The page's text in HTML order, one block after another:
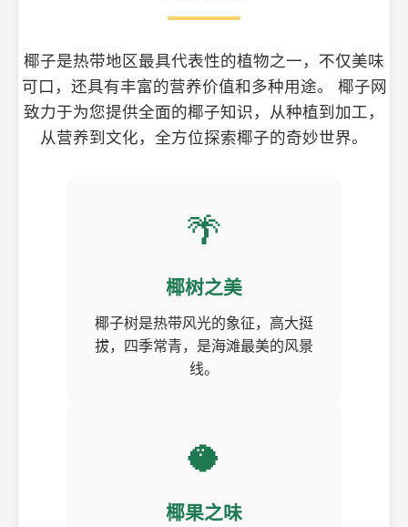
椰子是热带地区最具代表性的植物之一，不仅美味
可口，还具有丰富的营养价值和多种用途。 椰子网
致力于为您提供全面的椰子知识，从种植到加工，
从营养到文化，全方位探索椰子的奇妙世界。
🌴
椰树之美
椰子树是热带风光的象征，高大挺
拔，四季常青，是海滩最美的风景
线。
🥥
椰果之味